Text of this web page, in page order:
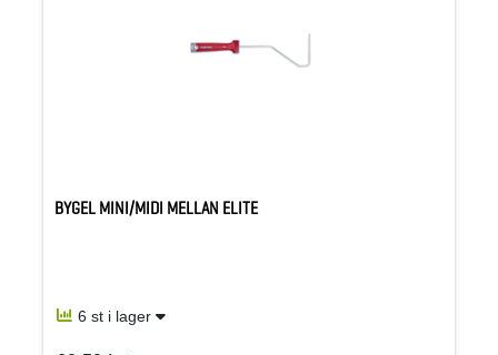
BYGEL MINI/MIDI MELLAN ELITE
6 st i lager